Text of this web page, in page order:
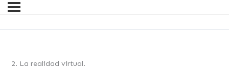
2. La realidad virtual.